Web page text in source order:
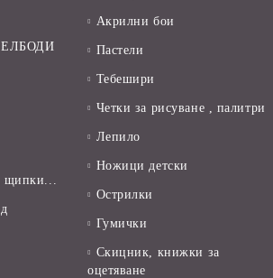
щипки...
Акрилни бои
Пастели
Тебешири
Четки за рисуване , палитри
Лепило
Ножици детски
Острилки
Гумички
Скицник, книжки за
оцетяване